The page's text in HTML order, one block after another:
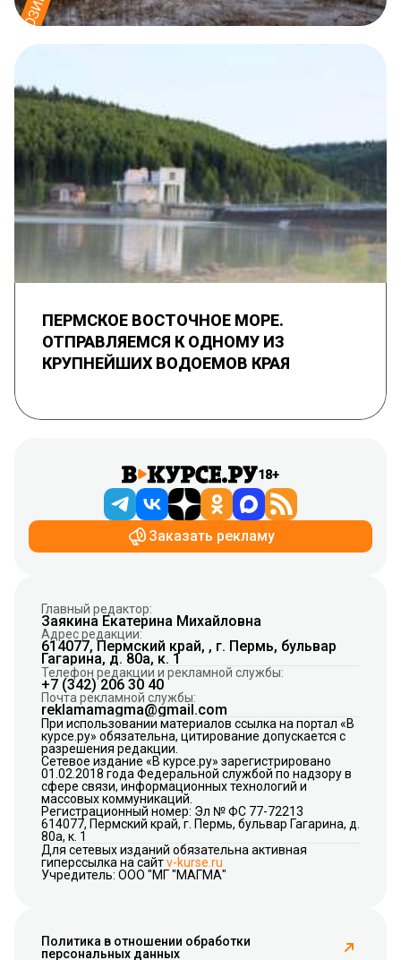
ПЕРМСКОЕ ВОСТОЧНОЕ МОРЕ.
ОТПРАВЛЯЕМСЯ К ОДНОМУ ИЗ
КРУПНЕЙШИХ ВОДОЕМОВ КРАЯ
18+
Заказать рекламу
Главный редактор:
Заякина Екатерина Михайловна
Адрес редакции:
614077, Пермский край, , г. Пермь, бульвар
Гагарина, д. 80а, к. 1
Телефон редакции и рекламной службы:
+7 (342) 206 30 40
Почта рекламной службы:
reklamamagma@gmail.com
При использовании материалов ссылка на портал «В
курсе.ру» обязательна, цитирование допускается с
разрешения редакции.
Сетевое издание «В курсе.ру» зарегистрировано
01.02.2018 года Федеральной службой по надзору в
сфере связи, информационных технологий и
массовых коммуникаций.
Регистрационный номер: Эл № ФС 77-72213
614077, Пермский край, г. Пермь, бульвар Гагарина, д.
80а, к. 1
Для сетевых изданий обязательна активная
гиперссылка на сайтv-kurse.ru
Учредитель: ООО "МГ "МАГМА"
Политика в отношении обработки
персональных данных